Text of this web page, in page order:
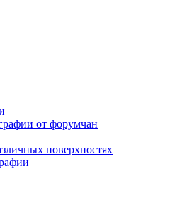
от форумчан
поверхностях